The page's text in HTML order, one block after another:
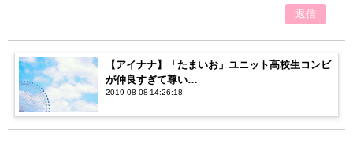
返信
【アイナナ】「たまいお」ユニット高校生コンビ
が仲良すぎて尊い…
2019-08-08 14:26:18